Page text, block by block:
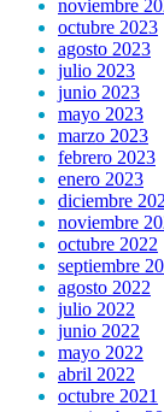
noviembre
octubre 2023
agosto 2023
julio 2023
junio 2023
mayo 2023
marzo 2023
febrero 2023
enero 2023
diciembre
noviembre
octubre 2022
septiembre
agosto 2022
julio 2022
junio 2022
mayo 2022
abril 2022
octubre 2021